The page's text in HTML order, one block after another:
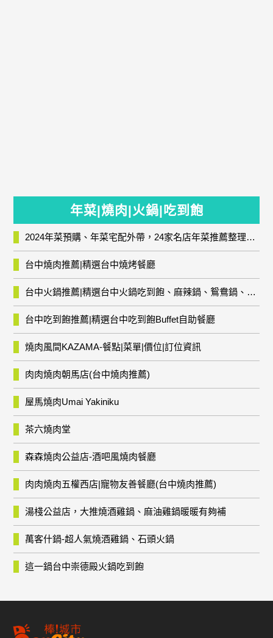
年菜|燒肉|火鍋|吃到飽
2024年菜預購、年菜宅配外帶，24家名店年菜推薦整理，圍爐輕鬆上菜團圓趣
台中燒肉推薦|精選台中燒烤餐廳
台中火鍋推薦|精選台中火鍋吃到飽、麻辣鍋、鴛鴦鍋、石頭火鍋、酸菜白肉鍋、海鮮鍋、燒酒雞、麻油雞、壽喜燒等熱門人氣火鍋店!
台中吃到飽推薦|精選台中吃到飽Buffet自助餐廳
燒肉風間KAZAMA-餐點|菜單|價位|訂位資訊
肉肉燒肉朝馬店(台中燒肉推薦)
屋馬燒肉Umai Yakiniku
茶六燒肉堂
森森燒肉公益店-酒吧風燒肉餐廳
肉肉燒肉五權西店|寵物友善餐廳(台中燒肉推薦)
湯棧公益店，大推燒酒雞鍋、麻油雞鍋暖暖有夠補
萬客什鍋-超人氣燒酒雞鍋、石頭火鍋
這一鍋台中崇德殿火鍋吃到飽